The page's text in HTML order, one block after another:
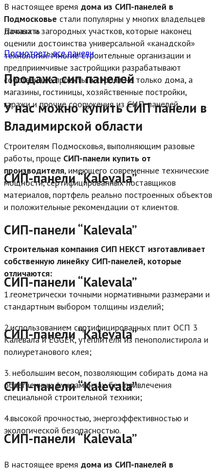
В настоящее время дома из СИП-панелей в
Подмосковье стали популярны у многих владельцев
дачных и загородных участков, которые наконец
оценили достоинства универсальной «канадской»
технологии. Многие строительные организации и
предприимчивые застройщики разрабатывают
собственные проекты и строят не только дома, а
магазины, гостиницы, хозяйственные постройки,
гаражи и прочие сооружения из СИП-панелей.
Строителям Подмосковья, выполняющим разовые
работы, проще СИП-панели купить от
производителя, имеющего современные технические
мощности, сертифицированных поставщиков
материалов, портфель реально построенных объектов
и положительные рекомендации от клиентов.
Строительная компания СИП НЕКСТ изготавливает
собственную линейку СИП-панелей, которые
отличаются:
1.геометрически точными нормативными размерами и
стандартным выбором толщины изделий;
2.использованием сертифицированных плит ОСП 3
Калевала и EGGER, утеплителя из пенополистирола и
полиуретанового клея;
3. небольшим весом, позволяющим собирать дома на
облегченных фундаментах без привлечения
специальной строительной техники;
4.высокой прочностью, энергоэффективностью и
экологической безопасностью.
Показать
Посмотреть все панели
Продажа сип панелей
У нас можно купить СИП панели в
Владимирской области
СИП-панели “Kalevala”
СИП-панели “Kalevala”
СИП-панели “Kalevala”
СИП-панели “Kalevala”
СИП-панели “Kalevala”
СИП-панели “Kalevala”
В настоящее время дома из СИП-панелей в